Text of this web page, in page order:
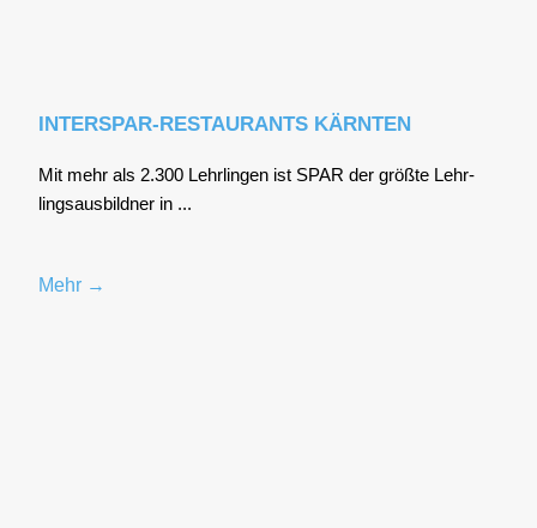
INTERSPAR-RESTAURANTS KÄRNTEN
Mit mehr als 2.300 Lehr­lin­gen ist SPAR der größ­te Lehr­
lings­aus­bild­ner in ...
Mehr →